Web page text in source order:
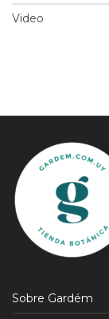
Video
Sobre Gardém